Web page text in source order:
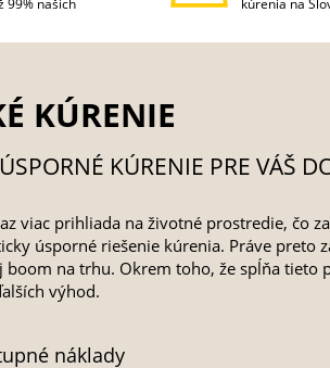
99% našich
kúrenia na
KÚRENIE
KÚRENIE PRE VÁŠ
viac prihliada na životné prostredie, čo
úsporné riešenie kúrenia. Práve preto
boom na trhu. Okrem toho, že spĺňa tieto
výhod.
náklady